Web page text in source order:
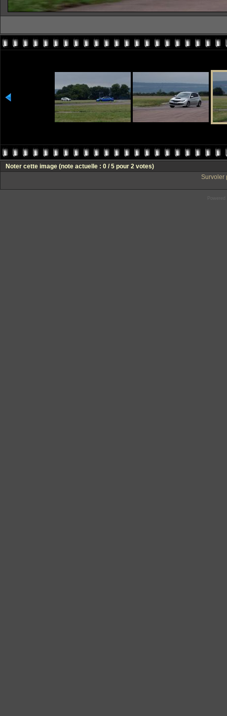
Noter cette image (note actuelle : 0 / 5 pour 2 votes)
Survoler